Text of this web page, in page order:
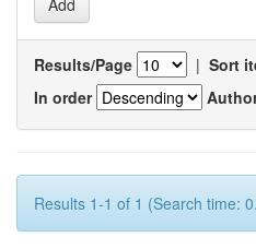
Results/Page | Sort
In order
Results 1-1 of 1 (Search time: